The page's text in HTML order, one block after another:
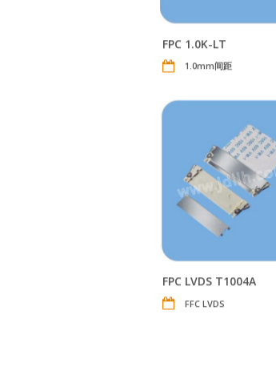
FPC 1.0K-LT
1.0mm间距
FPC LVDS T1004A
FFC LVDS